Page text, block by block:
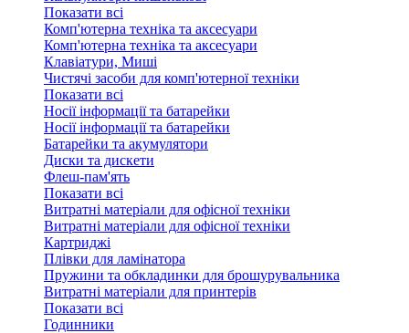
Показати всі
Комп'ютерна техніка та аксесуари
Комп'ютерна техніка та аксесуари
Клавіатури, Миші
Чистячі засоби для комп'ютерної техніки
Показати всі
Носії інформації та батарейки
Носії інформації та батарейки
Батарейки та акумулятори
Диски та дискети
Флеш-пам'ять
Показати всі
Витратні матеріали для офісної техніки
Витратні матеріали для офісної техніки
Картриджi
Плівки для ламінатора
Пружини та обкладинки для брошурувальника
Витратні матеріали для принтерів
Показати всі
Годинники